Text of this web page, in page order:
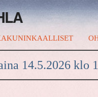
14.5.2026 klo